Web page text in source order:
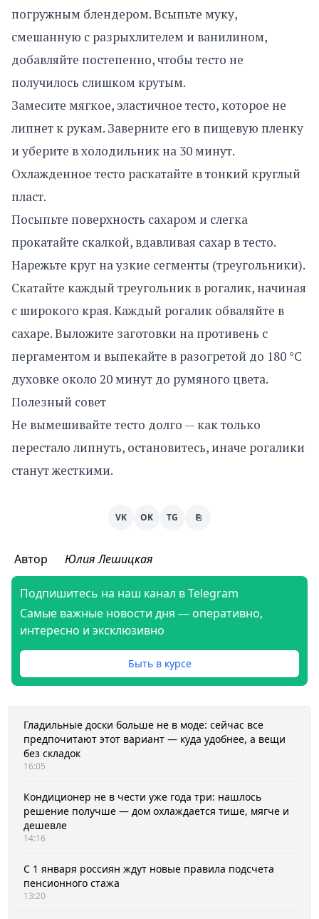
погружным блендером. Всыпьте муку,
смешанную с разрыхлителем и ванилином,
добавляйте постепенно, чтобы тесто не
получилось слишком крутым.
Замесите мягкое, эластичное тесто, которое не
липнет к рукам. Заверните его в пищевую пленку
и уберите в холодильник на 30 минут.
Охлажденное тесто раскатайте в тонкий круглый
пласт.
Посыпьте поверхность сахаром и слегка
прокатайте скалкой, вдавливая сахар в тесто.
Нарежьте круг на узкие сегменты (треугольники).
Скатайте каждый треугольник в рогалик, начиная
с широкого края. Каждый рогалик обваляйте в
сахаре. Выложите заготовки на противень с
пергаментом и выпекайте в разогретой до 180 °С
духовке около 20 минут до румяного цвета.
Полезный совет
Не вымешивайте тесто долго — как только
перестало липнуть, остановитесь, иначе рогалики
станут жесткими.
VK OK TG ⎘
Автор Юлия Лешицкая
Подпишитесь на наш канал в Telegram
Самые важные новости дня — оперативно,
интересно и эксклюзивно
Быть в курсе
Гладильные доски больше не в моде: сейчас все
предпочитают этот вариант — куда удобнее, а вещи
без складок
16:05
Кондиционер не в чести уже года три: нашлось
решение получше — дом охлаждается тише, мягче и
дешевле
14:16
С 1 января россиян ждут новые правила подсчета
пенсионного стажа
13:20